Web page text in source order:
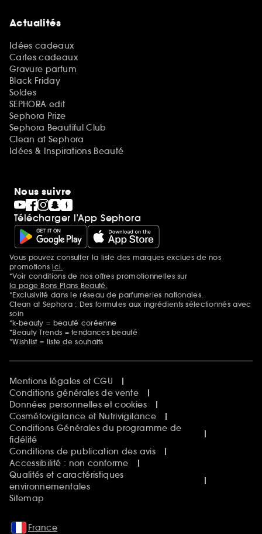
Actualités
Idées cadeaux
Cartes cadeaux
Gravure parfum
Black Friday
Soldes
SEPHORA edit
Sephora Prize
Sephora Beautiful Club
Clean at Sephora
Idées & Inspirations Beauté
Nous suivre
Télécharger l’App Sephora
Mentions additionnelles
Vous pouvez consulter la liste des marques exclues de nos
promotionsici.
*Voir conditions de nos offres promotionnelles sur
la page Bons Plans Beauté.
*Exclusivité dans le réseau de parfumeries nationales.
Clean at Sephora : Des formules aux ingrédients sélectionnés avec
soin
*k-beauty = beauté coréenne
*Beauty Trends = tendances beauté
*Wishlist = liste de souhaits
Mentions légales et CGU
Conditions générales de vente
Données personnelles et cookies
Cosmétovigilance et Nutrivigilance
Conditions Générales du programme de
fidélité
Conditions de publication des avis
Accessibilité : non conforme
Qualités et caractéristiques
environnementales
Sitemap
France